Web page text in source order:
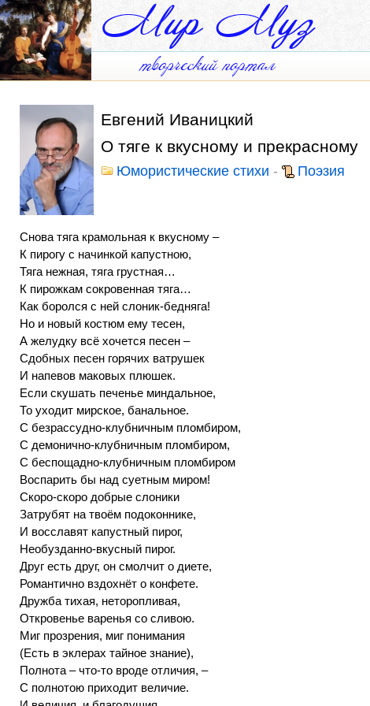
Евгений Иваницкий
О тяге к вкусному и прекрасному
Юмористические стихи - Поэзия
Снова тяга крамольная к вкусному –
К пирогу с начинкой капустною,
Тяга нежная, тяга грустная…
К пирожкам сокровенная тяга…
Как боролся с ней слоник-бедняга!
Но и новый костюм ему тесен,
А желудку всё хочется песен –
Сдобных песен горячих ватрушек
И напевов маковых плюшек.
Если скушать печенье миндальное,
То уходит мирское, банальное.
С безрассудно-клубничным пломбиром,
С демонично-клубничным пломбиром,
С беспощадно-клубничным пломбиром
Воспарить бы над суетным миром!
Скоро-скоро добрые слоники
Затрубят на твоём подоконнике,
И восславят капустный пирог,
Необузданно-вкусный пирог.
Друг есть друг, он смолчит о диете,
Романтично вздохнёт о конфете.
Дружба тихая, неторопливая,
Откровенье варенья со сливою.
Миг прозрения, миг понимания
(Есть в эклерах тайное знание),
Полнота – что-то вроде отличия, –
С полнотою приходит величие.